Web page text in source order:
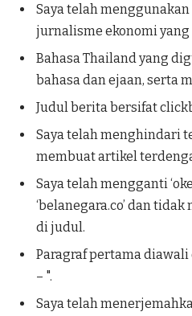
Saya telah
jurnalisme ekonomi
Bahasa Thailand yang
bahasa dan ejaan, serta
Judul berita bersifat
Saya telah menghindari
membuat artikel
Saya telah mengganti
‘belanegara.co’ dan
di judul.
Paragraf pertama
– ".
Saya telah